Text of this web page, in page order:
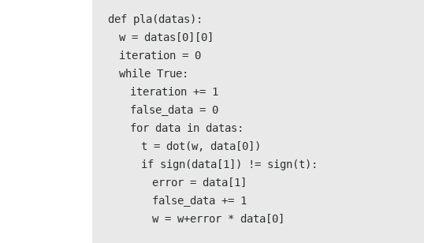
def pla(datas):
w = datas[0][0]
iteration = 0
while True:
iteration += 1
false_data = 0
for data in datas:
t = dot(w, data[0])
if sign(data[1]) != sign(t):
error = data[1]
false_data += 1
w = w+error * data[0]